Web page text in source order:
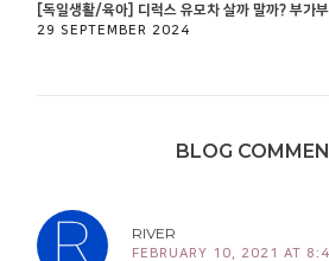
[독일생활/육아] 디럭스 유모차 살까 말까? 부가
29 SEPTEMBER 2024
BLOG
RIVER
FEBRUARY 10, 2021 AT